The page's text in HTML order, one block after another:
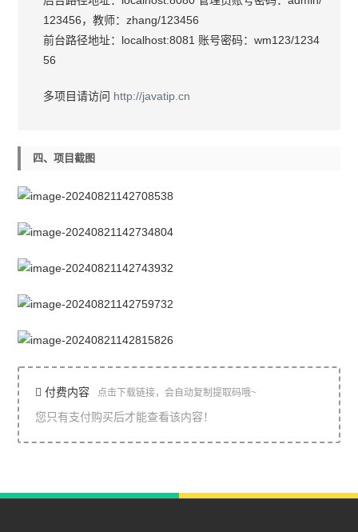
123456，教师：zhang/123456
前台路径地址：localhost:8081 账号密码：wm123/1234
56
多项目请访问 http://javatip.cn
四、项目截图
付费内容 点击下载链接，会自动复制提取码哦~
您只有支付购买后才能查看该内容！